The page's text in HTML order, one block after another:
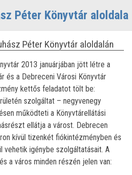
Péter Könyvtár aloldala
Péter Könyvtár aloldalán
2013 januárjában jött létre a
és a Debreceni Városi Könyvtár
kettős feladatot tölt be:
szolgáltat – negyvenegy
működteti a Könyvtárellátási
ellátja a várost. Debrecen
kívül tizenkét fiókintézményben és
vehetik igénybe szolgáltatásait. A
a város minden részén jelen van: